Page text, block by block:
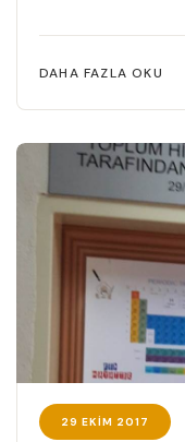
DAHA FAZLA OKU
29 EKIM 2017